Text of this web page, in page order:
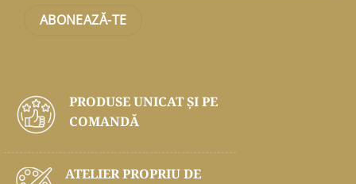
PRODUSE UNICAT ŞI PE
COMANDĂ
ATELIER PROPRIU DE